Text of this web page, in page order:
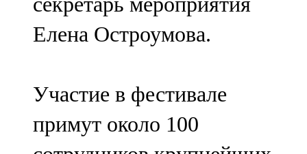
104,7 FM
Олы Әтнә
Сарман
107,8 FM
Елена Остроумова.
Участие в фестивале
примут около 100